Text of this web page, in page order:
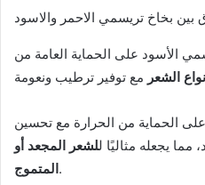
بين بخاخ تريسمي الاحمر والاسود
الأسود على الحماية العامة من
الشعر
الحماية من الحرارة مع تحسين
مما يجعله مثاليًا للشعر المجعد أو
المتموج.